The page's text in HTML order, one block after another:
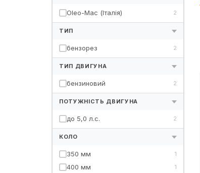
Oleo-Mac (Італія) 2
ТИП
бензорез 2
ТИП ДВИГУНА
бензиновий 2
ПОТУЖНІСТЬ ДВИГУНА
до 5,0 л.с. 2
КОЛО
350 мм 1
400 мм 1